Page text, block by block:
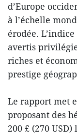
d’Europe
à l’échelle
érodée.
avertis
riches et
prestige
Le rapport met
proposant des
200 £ (270